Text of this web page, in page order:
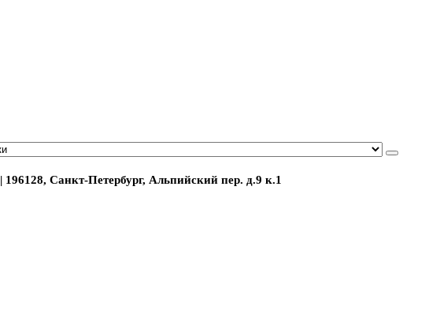
| 196128, Санкт-Петербург, Альпийский пер. д.9 к.1